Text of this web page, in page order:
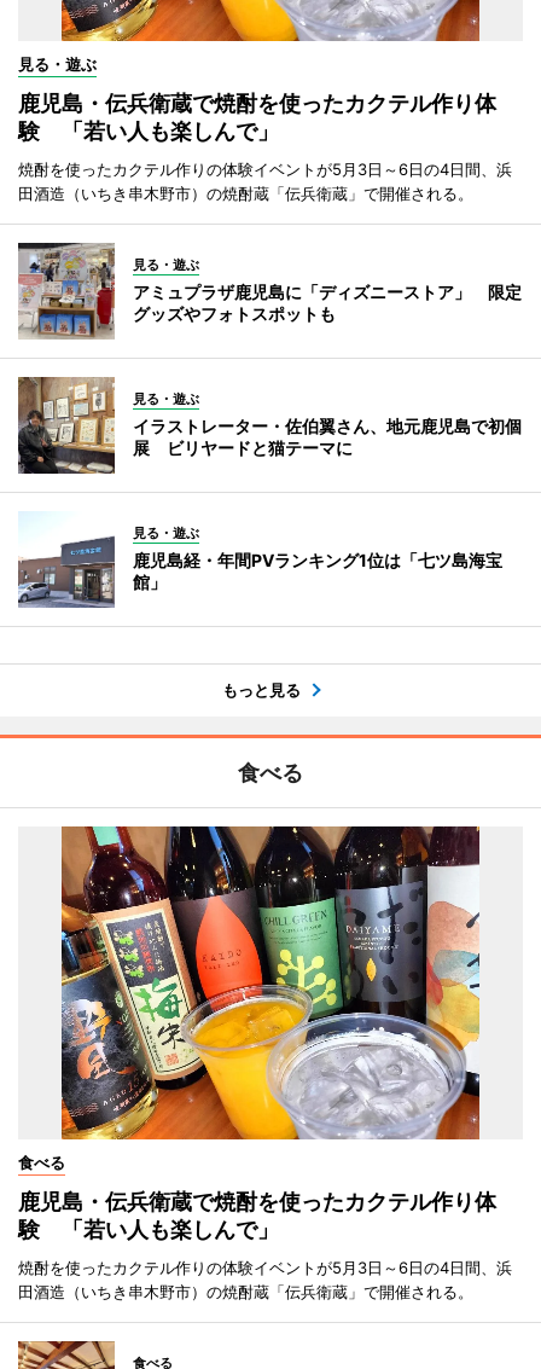
見る・遊ぶ
鹿児島・伝兵衛蔵で焼酎を使ったカクテル作り体
験 「若い人も楽しんで」
焼酎を使ったカクテル作りの体験イベントが5月3日～6日の4日間、浜
田酒造（いちき串木野市）の焼酎蔵「伝兵衛蔵」で開催される。
見る・遊ぶ
アミュプラザ鹿児島に「ディズニーストア」 限定
グッズやフォトスポットも
見る・遊ぶ
イラストレーター・佐伯翼さん、地元鹿児島で初個
展 ビリヤードと猫テーマに
見る・遊ぶ
鹿児島経・年間PVランキング1位は「七ツ島海宝
館」
もっと見る
食べる
食べる
鹿児島・伝兵衛蔵で焼酎を使ったカクテル作り体
験 「若い人も楽しんで」
焼酎を使ったカクテル作りの体験イベントが5月3日～6日の4日間、浜
田酒造（いちき串木野市）の焼酎蔵「伝兵衛蔵」で開催される。
食べる